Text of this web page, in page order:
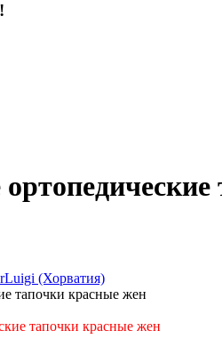
(Хорватия)
тапочки красные жен